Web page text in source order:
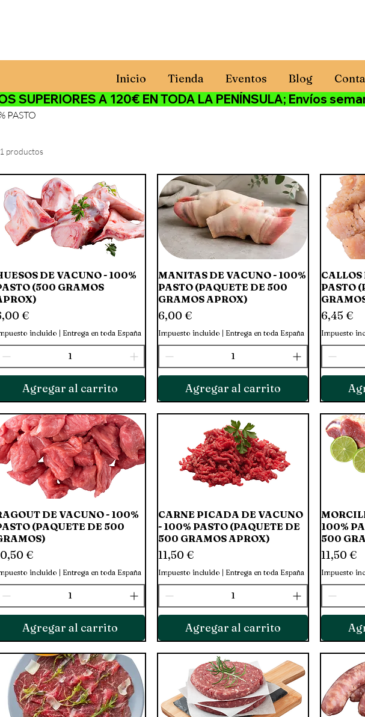
Inicio Tienda Eventos Blog
SUPERIORES A 120€ EN TODA LA PENÍNSULA; Envíos
PASTO
productos
Vista rápida
DE VACUNO - 100%
(500 GRAMOS
€
incluido | Entrega en toda España
Agregar al carrito
Vista rápida
MANITAS DE VACUNO - 100%
PASTO (PAQUETE DE 500
GRAMOS APROX)
Precio
6,00 €
Impuesto incluido | Entrega en toda España
Agregar al carrito
CALLOS
PASTO
Precio
6,45 €
Impuesto
Vista rápida
DE VACUNO - 100%
(PAQUETE DE 500
€
incluido | Entrega en toda España
Agregar al carrito
Vista rápida
CARNE PICADA DE VACUNO
- 100% PASTO (PAQUETE DE
500 GRAMOS APROX)
Precio
11,50 €
Impuesto incluido | Entrega en toda España
Agregar al carrito
100%
500
Precio
11,50 €
Impuesto